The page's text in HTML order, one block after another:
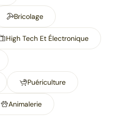
Bricolage
High Tech Et Électronique
Puériculture
Animalerie